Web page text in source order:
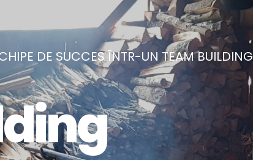
DE SUCCES ÎNTR-UN TEAM BUILDING